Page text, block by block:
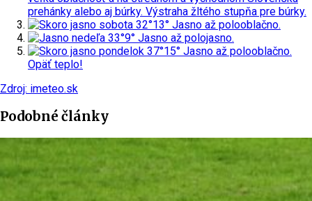
prehánky alebo aj búrky. Výstraha žltého stupňa pre búrky.
sobota 32°13° Jasno až polooblačno.
nedeľa 33°9° Jasno až polojasno.
pondelok 37°15° Jasno až polooblačno.
Opäť teplo!
Zdroj: imeteo.sk
Podobné články